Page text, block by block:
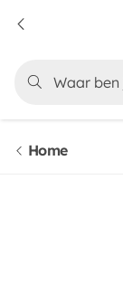
Home